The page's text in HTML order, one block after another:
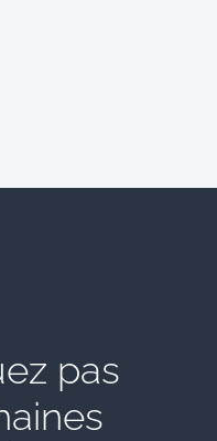
pas